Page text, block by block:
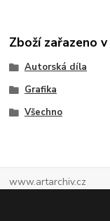
Zboží zařazeno
Autorská díla
Grafika
Všechno
www.artarchiv.cz